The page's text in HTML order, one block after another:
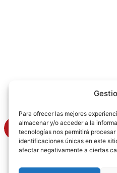
Para ofrecer las mejores
almacenar y/o acceder a la
tecnologías nos permitirá
identificaciones únicas en este
afectar negativamente a ciertas